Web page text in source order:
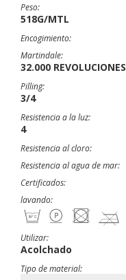
Peso:
518G/MTL
Encogimiento:
Martindale:
32.000 REVOLUCIONES
Pilling:
3/4
Resistencia a la luz:
4
Resistencia al cloro:
Resistencia al agua de mar:
Certificados:
lavando:
Utilizar:
Acolchado
Tipo de material: